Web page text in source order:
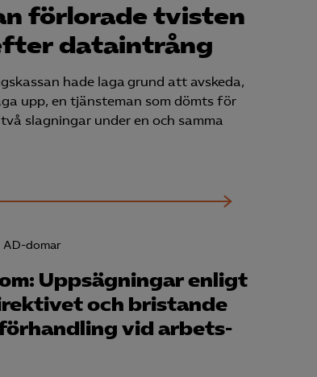
Bli medlem
Logga in på
Arbetsgivarguiden
In English
Cookie-inställningar
förlorade tvisten
dataintrång
hade laga grund att avskeda,
upp, en tjänsteman som dömts för
slagningar under en och samma
AD-domar
Uppsägningar enligt
och bristande
vid arbets­